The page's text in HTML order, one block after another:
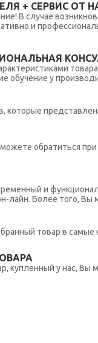
+ СЕРВИС ОТ
В случае
и
у
которые
обратиться
и
лайн. Более того,
товар в самые
купленный у нас, Вы